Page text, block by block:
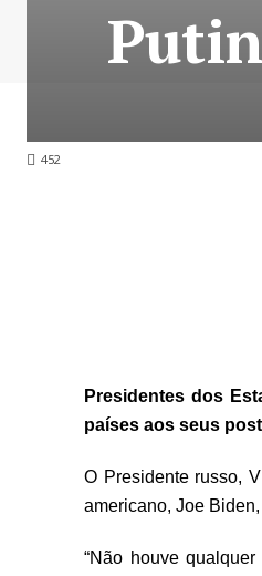
452
Presidentes dos
países aos seus
O Presidente russo,
americano, Joe
“Não houve